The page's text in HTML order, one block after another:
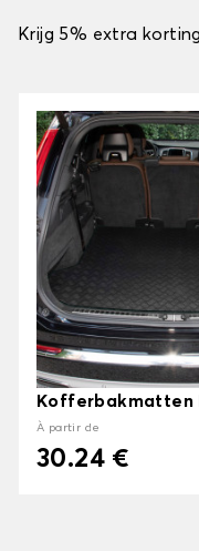
Krijg 5% extra
Kofferbakmatten
À partir de
30.24 €